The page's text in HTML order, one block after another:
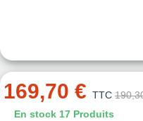
169,70 € TTC
En stock 17 Produits